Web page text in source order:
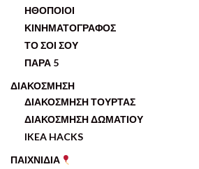
ΗΘΟΠΟΙΟΙ
ΚΙΝΗΜΑΤΟΓΡΑΦΟΣ
ΤΟ ΣΟΙ ΣΟΥ
ΠΑΡΑ 5
ΔΙΑΚΟΣΜΗΣΗ
ΔΙΑΚΟΣΜΗΣΗ ΤΟΥΡΤΑΣ
ΔΙΑΚΟΣΜΗΣΗ ΔΩΜΑΤΙΟΥ
IKEA HACKS
ΠΑΙΧΝΙΔΙΑ